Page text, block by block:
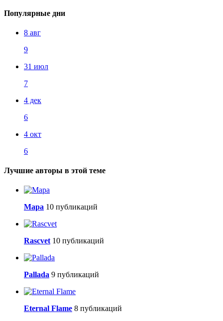
Популярные дни
8 авг
9
31 июл
7
4 дек
6
4 окт
6
Лучшие авторы в этой теме
Мара 10 публикаций
Rascvet 10 публикаций
Pallada 9 публикаций
Eternal Flame 8 публикаций